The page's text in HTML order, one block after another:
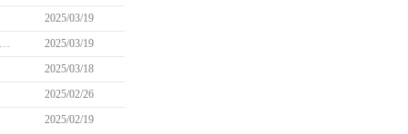
2025/03/19
【修正】20周年プレイベント「消えたページを探して」実施のお知らせ(3/21 10:38修正)
2025/03/19
2025/03/18
2025/02/26
2025/02/19